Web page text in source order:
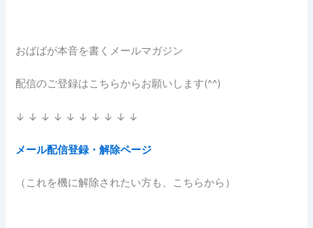
おばばが本音を書くメールマガジン
配信のご登録はこちらからお願いします(^^)
↓ ↓ ↓ ↓ ↓ ↓ ↓ ↓ ↓ ↓
メール配信登録・解除ページ
（これを機に解除されたい方も、こちらから）